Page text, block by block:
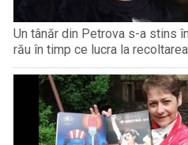
Un tânăr din Petrova s-a stins
rău în timp ce lucra la